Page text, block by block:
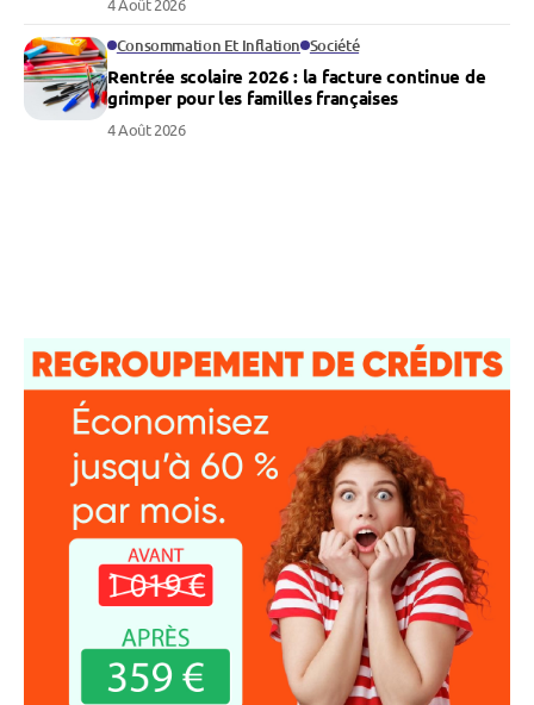
4 Août 2026
Consommation Et Inflation Société
Rentrée scolaire 2026 : la facture continue de
grimper pour les familles françaises
4 Août 2026